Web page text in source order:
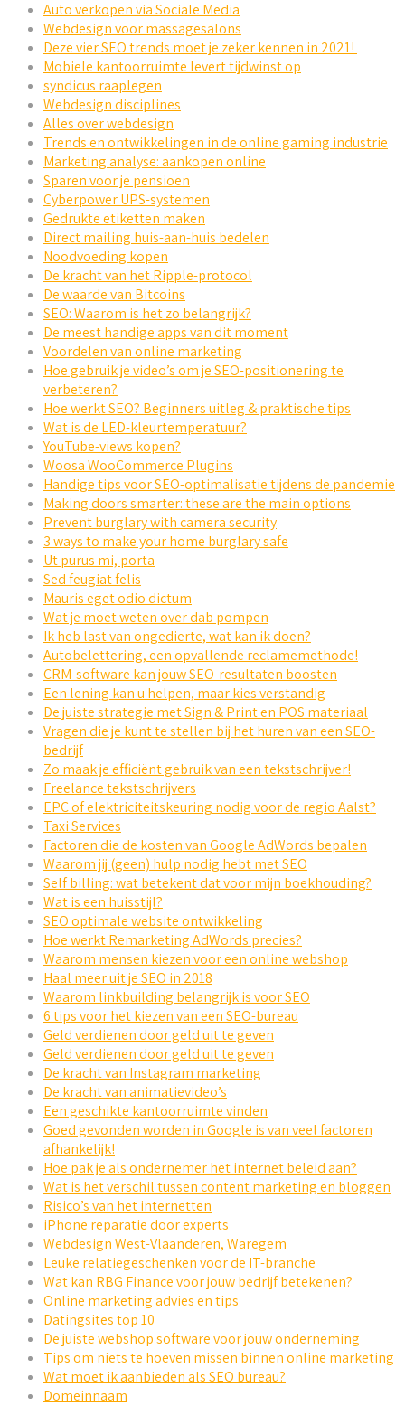
Auto verkopen via Sociale Media
Webdesign voor massagesalons
Deze vier SEO trends moet je zeker kennen in 2021!
Mobiele kantoorruimte levert tijdwinst op
syndicus raaplegen
Webdesign disciplines
Alles over webdesign
Trends en ontwikkelingen in de online gaming industrie
Marketing analyse: aankopen online
Sparen voor je pensioen
Cyberpower UPS-systemen
Gedrukte etiketten maken
Direct mailing huis-aan-huis bedelen
Noodvoeding kopen
De kracht van het Ripple-protocol
De waarde van Bitcoins
SEO: Waarom is het zo belangrijk?
De meest handige apps van dit moment
Voordelen van online marketing
Hoe gebruik je video’s om je SEO-positionering te
verbeteren?
Hoe werkt SEO? Beginners uitleg & praktische tips
Wat is de LED-kleurtemperatuur?
YouTube-views kopen?
Woosa WooCommerce Plugins
Handige tips voor SEO-optimalisatie tijdens de pandemie
Making doors smarter: these are the main options
Prevent burglary with camera security
3 ways to make your home burglary safe
Ut purus mi, porta
Sed feugiat felis
Mauris eget odio dictum
Wat je moet weten over dab pompen
Ik heb last van ongedierte, wat kan ik doen?
Autobelettering, een opvallende reclamemethode!
CRM-software kan jouw SEO-resultaten boosten
Een lening kan u helpen, maar kies verstandig
De juiste strategie met Sign & Print en POS materiaal
Vragen die je kunt te stellen bij het huren van een SEO-
bedrijf
Zo maak je efficiënt gebruik van een tekstschrijver!
Freelance tekstschrijvers
EPC of elektriciteitskeuring nodig voor de regio Aalst?
Taxi Services
Factoren die de kosten van Google AdWords bepalen
Waarom jij (geen) hulp nodig hebt met SEO
Self billing: wat betekent dat voor mijn boekhouding?
Wat is een huisstijl?
SEO optimale website ontwikkeling
Hoe werkt Remarketing AdWords precies?
Waarom mensen kiezen voor een online webshop
Haal meer uit je SEO in 2018
Waarom linkbuilding belangrijk is voor SEO
6 tips voor het kiezen van een SEO-bureau
Geld verdienen door geld uit te geven
Geld verdienen door geld uit te geven
De kracht van Instagram marketing
De kracht van animatievideo’s
Een geschikte kantoorruimte vinden
Goed gevonden worden in Google is van veel factoren
afhankelijk!
Hoe pak je als ondernemer het internet beleid aan?
Wat is het verschil tussen content marketing en bloggen
Risico’s van het internetten
iPhone reparatie door experts
Webdesign West-Vlaanderen, Waregem
Leuke relatiegeschenken voor de IT-branche
Wat kan RBG Finance voor jouw bedrijf betekenen?
Online marketing advies en tips
Datingsites top 10
De juiste webshop software voor jouw onderneming
Tips om niets te hoeven missen binnen online marketing
Wat moet ik aanbieden als SEO bureau?
Domeinnaam